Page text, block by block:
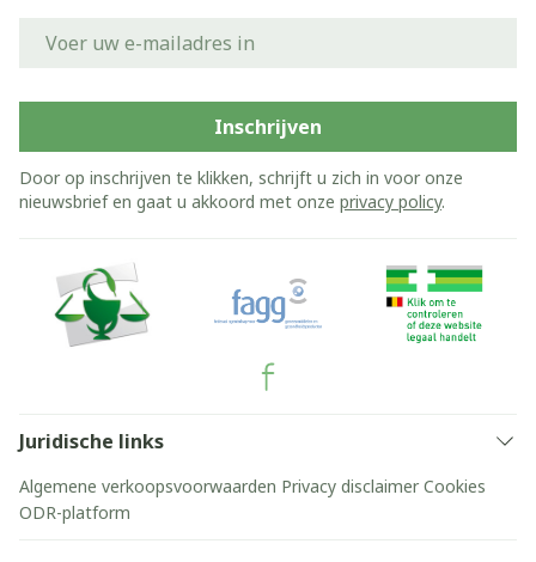
Inschrijven
Door op inschrijven te klikken, schrijft u zich in voor onze
nieuwsbrief en gaat u akkoord met onze privacy policy.
Juridische links
Algemene verkoopsvoorwaarden Privacy disclaimer Cookies
ODR-platform